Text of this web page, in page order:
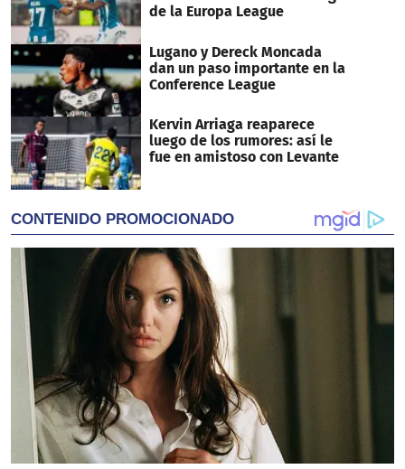
de la Europa League
Lugano y Dereck Moncada
dan un paso importante en la
Conference League
Kervin Arriaga reaparece
luego de los rumores: así le
fue en amistoso con Levante